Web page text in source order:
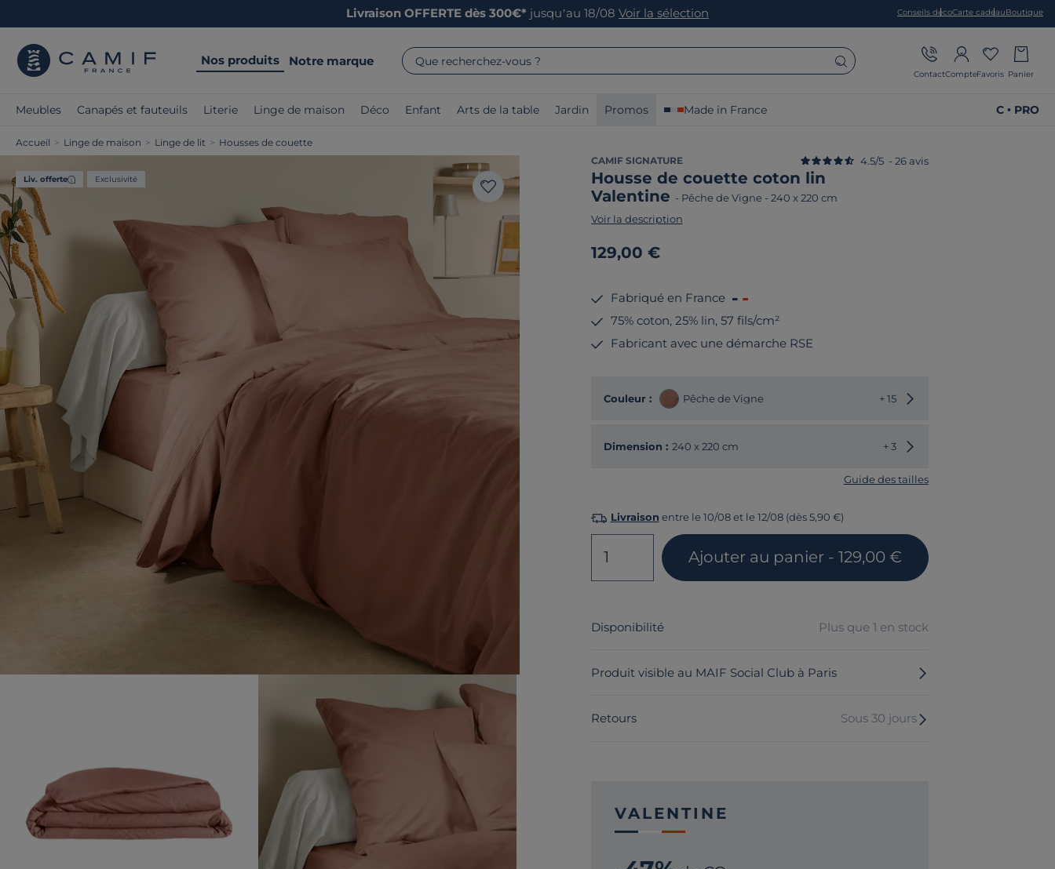
Livraison OFFERTE dès 300€* jusqu’au 18/08 Voir la sélection Conseils décoCarte cadeauBoutique
Nos produits Notre marque Que recherchez-vous ?
ContactCompteFavoris Panier
Meubles Canapés et fauteuils Literie Linge de maison Déco Enfant Arts de la table Jardin Promos Made in France C • PRO
Accueil > Linge de maison > Linge de lit > Housses de couette
Liv. offerte Exclusivité
CAMIF SIGNATURE
Housse de couette coton lin
Valentine - Pêche de Vigne - 240 x 220 cm
4.5/5 - 26 avis
Voir la description
129,00 €
Fabriqué en France
75% coton, 25% lin, 57 fils/cm²
Fabricant avec une démarche RSE
Couleur : Pêche de Vigne + 15 Choisir une autre couleur
Dimension : 240 x 220 cm + 3 Choisir une autre dimension
Guide des tailles
Livraison entre le 10/08 et le 12/08 (dès 5,90 €)
1 Ajouter au panier - 129,00 €
Disponibilité Plus que 1 en stock
Produit visible au MAIF Social Club à Paris
Retours Sous 30 jours
VALENTINE